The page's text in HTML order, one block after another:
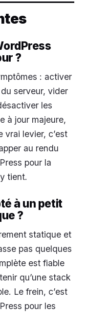
?
: activer
serveur, vider
les
à jour majeure,
vrai levier, c’est
au rendu
pour la
tient.
à un petit
?
statique et
pas quelques
est fiable
qu’une stack
Le frein, c’est
pour les